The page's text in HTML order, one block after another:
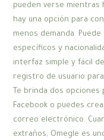
pueden verse mientras
hay una opción para
menos demanda.
específicos y
interfaz simple y fácil
registro de usuario
Te brinda dos
Facebook o puedes
correo electrónico.
extraños, Omegle es